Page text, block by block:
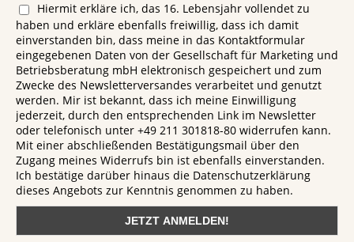
Hiermit erkläre ich, das 16. Lebensjahr vollendet zu
haben und erkläre ebenfalls freiwillig, dass ich damit
einverstanden bin, dass meine in das Kontaktformular
eingegebenen Daten von der Gesellschaft für Marketing und
Betriebsberatung mbH elektronisch gespeichert und zum
Zwecke des Newsletterversandes verarbeitet und genutzt
werden. Mir ist bekannt, dass ich meine Einwilligung
jederzeit, durch den entsprechenden Link im Newsletter
oder telefonisch unter +49 211 301818-80 widerrufen kann.
Mit einer abschließenden Bestätigungsmail über den
Zugang meines Widerrufs bin ist ebenfalls einverstanden.
Ich bestätige darüber hinaus die Datenschutzerklärung
dieses Angebots zur Kenntnis genommen zu haben.